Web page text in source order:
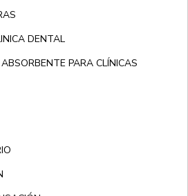
DENTAL
PARA CLÍNICAS